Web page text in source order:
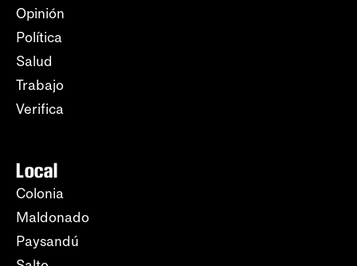
Opinión
Política
Salud
Trabajo
Verifica
Local
Colonia
Maldonado
Paysandú